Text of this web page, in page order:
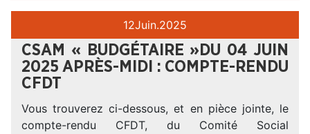
12Juin.2025
CSAM « BUDGÉTAIRE »DU 04 JUIN
2025 APRÈS-MIDI : COMPTE-RENDU
CFDT
Vous trouverez ci-dessous, et en pièce jointe, le
compte-rendu CFDT, du Comité Social